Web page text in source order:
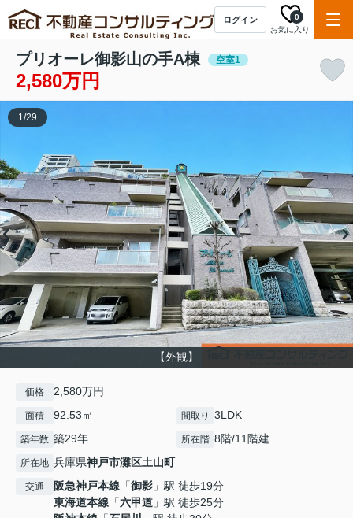
ログイン
お気に入り
0
プリオーレ御影山の手A棟 空室1
2,580万円
【外観】
1/29
価格 2,580万円
面積 92.53㎡ 間取り 3LDK
築年数 築29年 所在階 8階/11階建
所在地 兵庫県神戸市灘区土山町
交通 阪急神戸本線 「御影 」駅 徒歩19分
東海道本線 「六甲道 」駅 徒歩25分